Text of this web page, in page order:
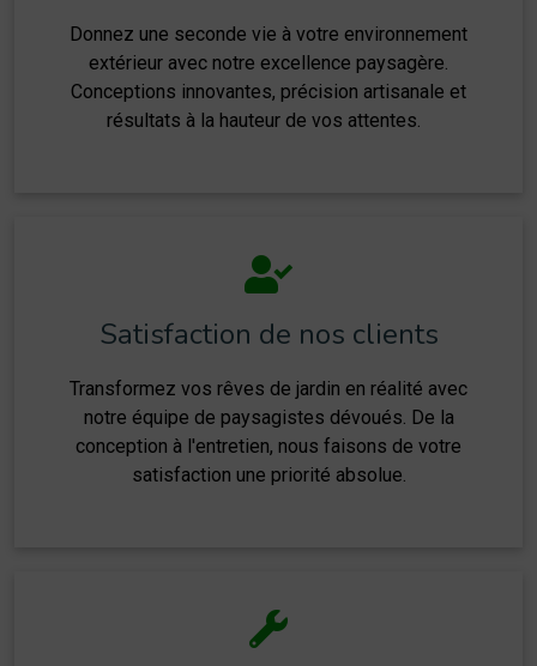
Donnez une seconde vie à votre environnement
extérieur avec notre excellence paysagère.
Conceptions innovantes, précision artisanale et
résultats à la hauteur de vos attentes.
Satisfaction de nos clients
Transformez vos rêves de jardin en réalité avec
notre équipe de paysagistes dévoués. De la
conception à l'entretien, nous faisons de votre
satisfaction une priorité absolue.